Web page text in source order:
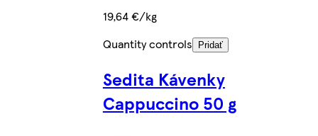
19,64 €/kg
Quantity controls
Pridať
Sedita Kávenky
Cappuccino 50 g